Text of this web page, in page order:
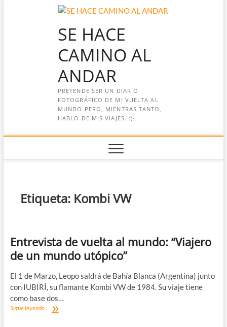
SE HACE
CAMINO AL
ANDAR
PRETENDE SER UN DIARIO
FOTOGRÁFICO DE MI VUELTA AL
MUNDO PERO, MIENTRAS TANTO,
HABLO DE MIS VIAJES. :)-
Etiqueta: Kombi VW
Entrevista de vuelta al mundo: “Viajero
de un mundo utópico”
El 1 de Marzo, Leopo saldrá de Bahía Blanca (Argentina) junto
con IUBIRÍ, su flamante Kombi VW de 1984. Su viaje tiene
como base dos…
Sigue leyendo... Entrevista